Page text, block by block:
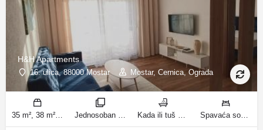
H&H Apartments
16. ulica, 88000 Mostar Mostar, Cernica, Ograda
35 m², 38 m² m2 Jednosoban stan sa balkonom, Apartman sobe Kada ili tuš kupatila Spavaća soba 1: 1 bračni krevet | Dnevni boravak: 1 kauč na razvlačenje | Spavaća soba 1: 3 kreveta za jednu osobu ležaja